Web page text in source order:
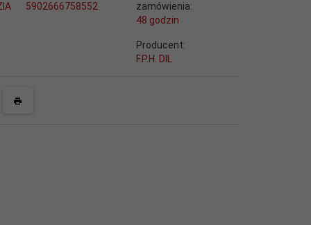
5902666758552
zamówienia:
48 godzin
Producent:
F.P.H. DIL